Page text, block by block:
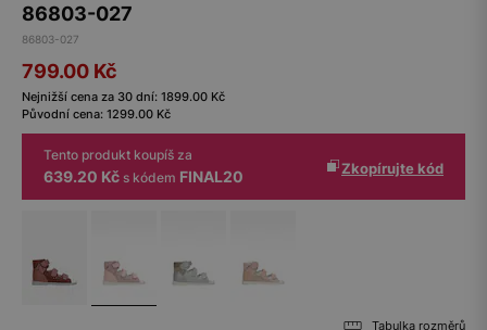
86803-027
86803-027
799.00 Kč
Nejnižší cena za 30 dní: 1899.00 Kč
Původní cena: 1299.00 Kč
Tento produkt koupíš za
639.20 Kč s kódem FINAL20 Zkopírujte kód
Tabulka rozměrů